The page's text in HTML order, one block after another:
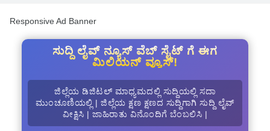
Responsive Ad Banner
ಸುದ್ದಿ ಲೈವ್ ನ್ಯೂಸ್ ವೆಬ್ ಸೈಟ್ ಗೆ ಈಗ
ಮಿಲಿಯನ್ ವ್ಯೂಸ್!
ಜಿಲ್ಲೆಯ ಡಿಜಿಟಲ್ ಮಾಧ್ಯಮದಲ್ಲಿ ಸುದ್ದಿಯಲ್ಲಿ ಸದಾ
ಮುಂಚೂಣಿಯಲ್ಲಿ | ಜಿಲ್ಲೆಯ ಕ್ಷಣ ಕ್ಷಣದ ಸುದ್ದಿಗಾಗಿ ಸುದ್ದಿ ಲೈವ್
ವೀಕ್ಷಿಸಿ | ಜಾಹಿರಾತು ವಿನೊಂದಿಗೆ ಬೆಂಬಲಿಸಿ |